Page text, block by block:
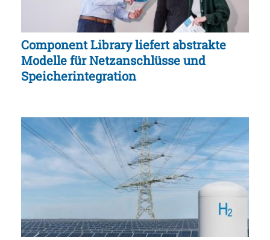
Component Library liefert abstrakte
Modelle für Netzanschlüsse und
Speicherintegration